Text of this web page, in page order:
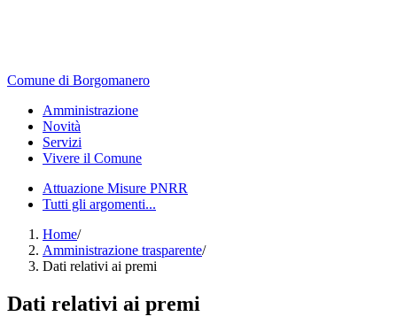
Comune di Borgomanero
Amministrazione
Novità
Servizi
Vivere il Comune
Attuazione Misure PNRR
Tutti gli argomenti...
Home/
Amministrazione trasparente/
Dati relativi ai premi
Dati relativi ai premi